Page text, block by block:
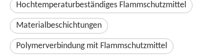
Hochtemperaturbeständiges Flammschutzmittel
Materialbeschichtungen
Polymerverbindung mit Flammschutzmittel